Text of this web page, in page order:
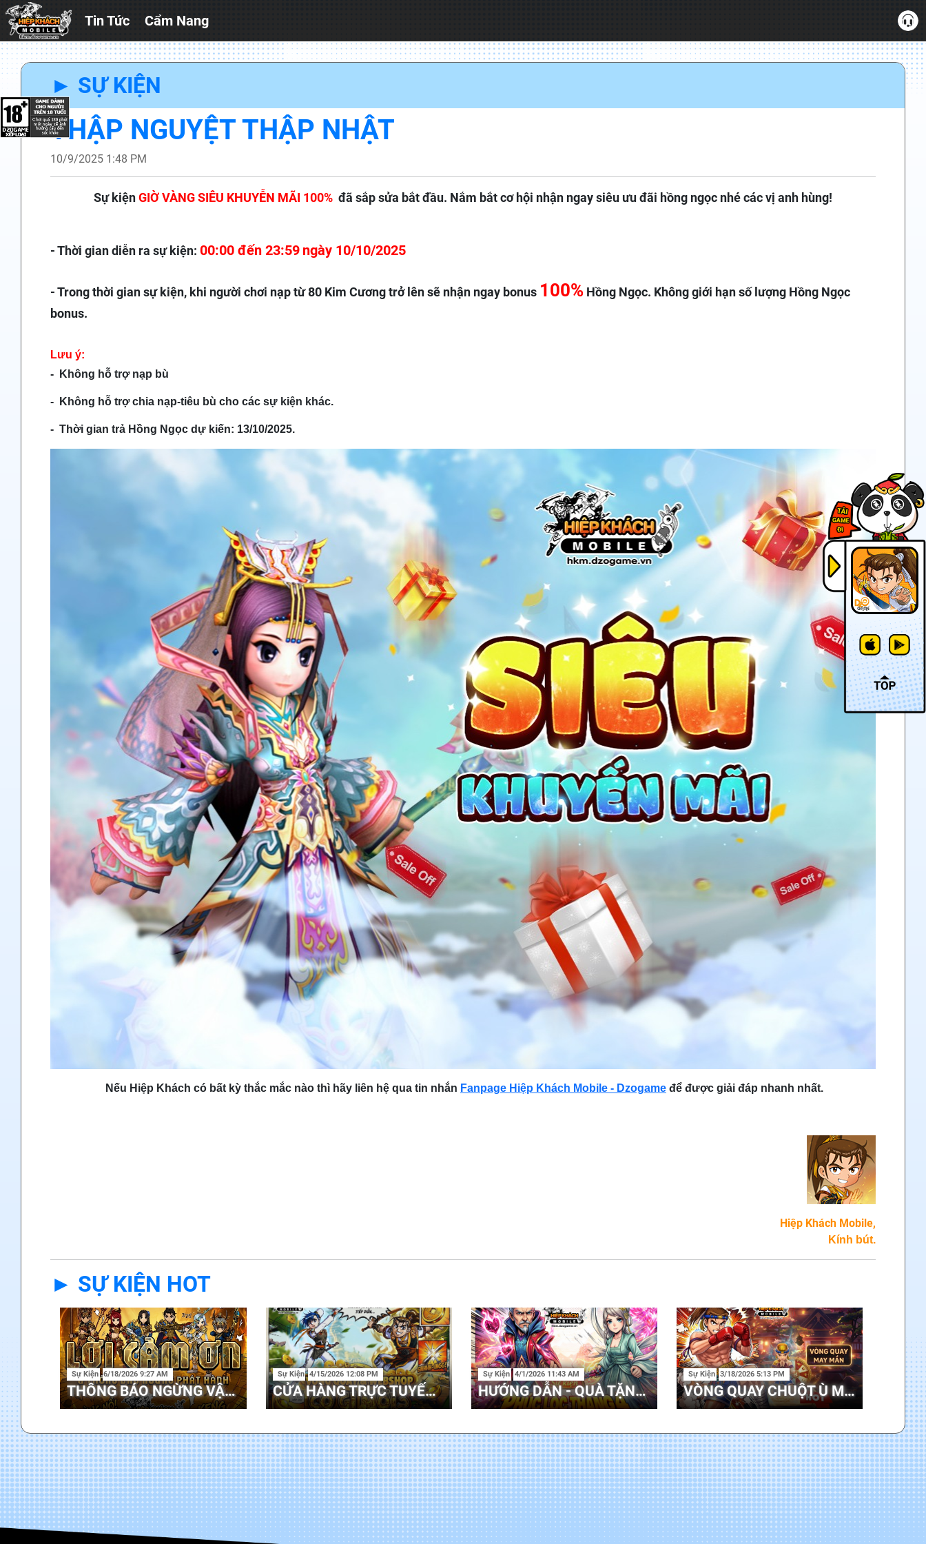
Tin Tức Cẩm Nang
► SỰ KIỆN
THẬP NGUYỆT THẬP NHẬT
10/9/2025 1:48 PM
Sự kiệnGIỜ VÀNGSIÊU KHUYỄN MÃI 100% đã sắp sửa bắt đầu. Nắm bắt cơ hội nhận ngay siêu ưu đãi hồng ngọc nhé các vị anh hùng!
- Thời gian diễn ra sự kiện: 00:00 đến 23:59 ngày 10/10/2025
- Trong thời gian sự kiện, khi người chơi nạp từ 80 Kim Cương trở lên sẽ nhận ngay bonus 100% Hồng Ngọc. Không giới hạn số lượng Hồng Ngọc
bonus.
Lưu ý:
- Không hỗ trợ nạp bù
- Không hỗ trợ chia nạp-tiêu bù cho các sự kiện khác.
- Thời gian trả Hồng Ngọc dự kiến: 13/10/2025.
Nếu Hiệp Khách có bất kỳ thắc mắc nào thì hãy liên hệ qua tin nhắn Fanpage Hiệp Khách Mobile - Dzogame để được giải đáp nhanh nhất.
Hiệp Khách Mobile,
Kính bút.
► SỰ KIỆN HOT
Sự Kiện 6/18/2026 9:27 AM
THÔNG BÁO NGỪNG VẬN HÀNH HIỆP KHÁCH MOBILE TẠI VIỆT NAM
Sự Kiện 4/15/2026 12:08 PM
CỬA HÀNG TRỰC TUYẾN - WEBSHOP 17/04 - 30/04
Sự Kiện 4/1/2026 11:43 AM
HƯỚNG DẪN - QUÀ TẶNG PHÚC LỘC THÁNG 4
Sự Kiện 3/18/2026 5:13 PM
VÒNG QUAY CHUỘT Ù MỚI 31/03 - 15/04